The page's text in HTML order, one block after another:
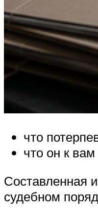
что
что он к
Составленная
судебном